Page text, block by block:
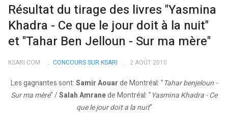
Résultat du tirage des livres "Yasmina
Khadra - Ce que le jour doit à la nuit"
et "Tahar Ben Jelloun - Sur ma mère"
KSARI.COM CONCOURS SUR KSARI 2 AOÛT 2010
Les gagnantes sont:Samir Aouarde Montréal: "Tahar benjeloun -
Sur ma mère" /Salah Amranede Montréal: "Yasmina Khadra - Ce
que le jour doit a la nuit"